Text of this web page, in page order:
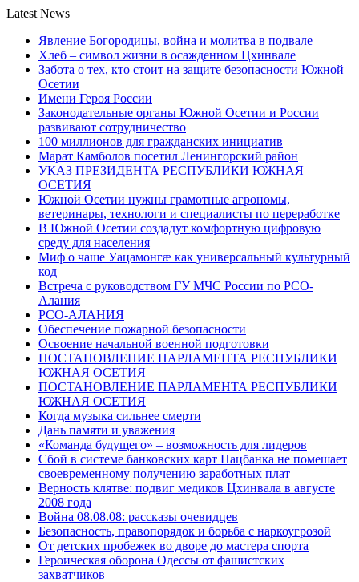
Latest News
Явление Богородицы, война и молитва в подвале
Хлеб – символ жизни в осажденном Цхинвале
Забота о тех, кто стоит на защите безопасности Южной
Осетии
Имени Героя России
Законодательные органы Южной Осетии и России
развивают сотрудничество
100 миллионов для гражданских инициатив
Марат Камболов посетил Ленингорский район
УКАЗ ПРЕЗИДЕНТА РЕСПУБЛИКИ ЮЖНАЯ
ОСЕТИЯ
Южной Осетии нужны грамотные агрономы,
ветеринары, технологи и специалисты по переработке
В Южной Осетии создадут комфортную цифровую
среду для населения
Миф о чаше Уацамонгæ как универсальный культурный
код
Встреча с руководством ГУ МЧС России по РСО-
Алания
РСО-АЛАНИЯ
Обеспечение пожарной безопасности
Освоение начальной военной подготовки
ПОСТАНОВЛЕНИЕ ПАРЛАМЕНТА РЕСПУБЛИКИ
ЮЖНАЯ ОСЕТИЯ
ПОСТАНОВЛЕНИЕ ПАРЛАМЕНТА РЕСПУБЛИКИ
ЮЖНАЯ ОСЕТИЯ
Когда музыка сильнее смерти
Дань памяти и уважения
«Команда будущего» – возможность для лидеров
Сбой в системе банковских карт Нацбанка не помешает
своевременному получению заработных плат
Верность клятве: подвиг медиков Цхинвала в августе
2008 года
Война 08.08.08: рассказы очевидцев
Безопасность, правопорядок и борьба с наркоугрозой
От детских пробежек во дворе до мастера спорта
Героическая оборона Одессы от фашистских
захватчиков